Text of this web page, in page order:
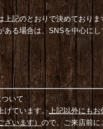
上記のとおりで決めておりま
ある場合は、SNSを中心に
いて
げています。上記以外にもお
ざいます）ので、ご来店前に